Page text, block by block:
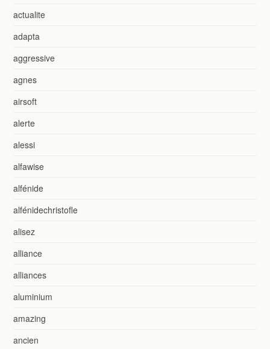
actualite
adapta
aggressive
agnes
airsoft
alerte
alessi
alfawise
alfénide
alfénidechristofle
alisez
alliance
alliances
aluminium
amazing
ancien